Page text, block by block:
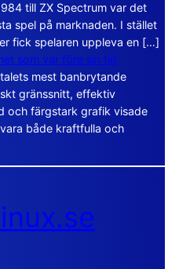
till ZX Spectrum var det
spel på marknaden. I stället
fick spelaren uppleva en […]
som var före sin tid
mest banbrytande
gränssnitt, effektiv
och färgstark grafik visade
både kraftfulla och